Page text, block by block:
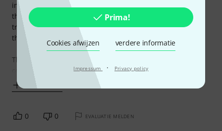
Prima!
Cookies afwijzen verdere informatie
Impressum · Privacy policy
install mine , it does help get them in far enough to have
the string hole far enough in on the bass side and the
treble side will need Reaming in order to allow the peg
through enough.
They are a game changer for anyone used to using
conventional Tuners
0 0 EVALUATIE MELDEN